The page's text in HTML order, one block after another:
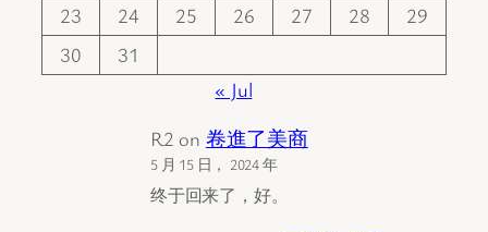
23
24 25 26 27 28
29
30
31
« Jul
R2 on 卷進了美商
5 月 15 日， 2024 年
终于回来了，好。